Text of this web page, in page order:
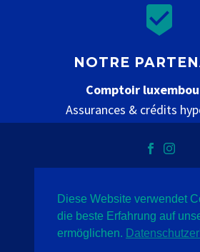


NOTRE
Comptoir
Assurances & crédits
Datenschutz Impressum
Diese Website verwendet
die beste Erfahrung auf
ermöglichen.